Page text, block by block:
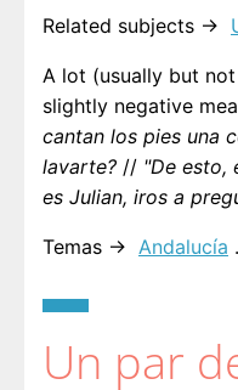
Related subjects →
A lot (usually but
slightly negative
cantan los pies una
lavarte? // "De esto,
es Julian, iros a
Temas → Andalucía .
Un par